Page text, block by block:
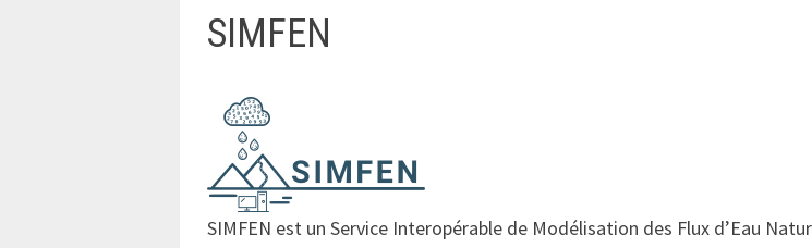
SIMFEN
SIMFEN est un Service Interopérable de Modélisation des Flux d’Eau